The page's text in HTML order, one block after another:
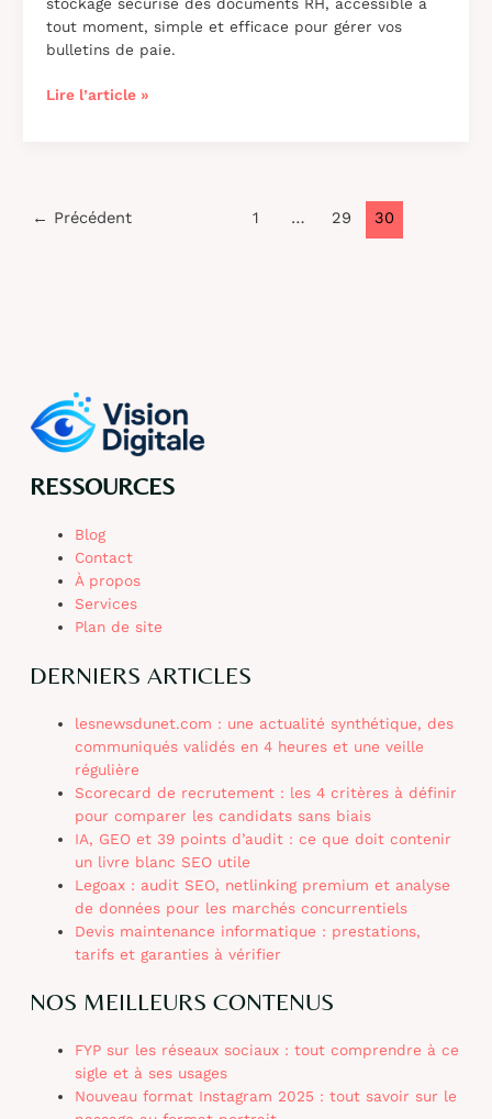
tout moment, simple et efficace pour gérer vos
bulletins de paie.
My
et
Lire l’article »
← Précédent 1 … 29 30
RESSOURCES
Blog
Contact
À propos
Services
Plan de site
DERNIERS ARTICLES
lesnewsdunet.com : une actualité synthétique, des
communiqués validés en 4 heures et une veille
régulière
Scorecard de recrutement : les 4 critères à définir
pour comparer les candidats sans biais
IA, GEO et 39 points d’audit : ce que doit contenir
un livre blanc SEO utile
Legoax : audit SEO, netlinking premium et analyse
de données pour les marchés concurrentiels
Devis maintenance informatique : prestations,
tarifs et garanties à vérifier
NOS MEILLEURS CONTENUS
FYP sur les réseaux sociaux : tout comprendre à ce
sigle et à ses usages
Nouveau format Instagram 2025 : tout savoir sur le